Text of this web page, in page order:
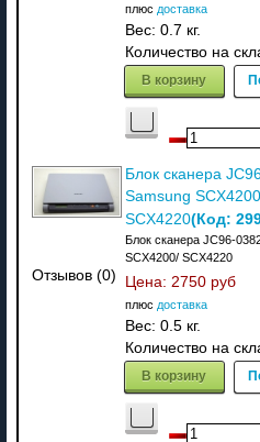
плюс доставка
Вес: 0.7 кг.
Количество на
В корзину
Отзывов (0)
Блок сканера
Samsung
SCX4220(Код:
Блок сканера JC96-
SCX4200/ SCX4220
Цена: 2750 руб
плюс доставка
Вес: 0.5 кг.
Количество на
В корзину